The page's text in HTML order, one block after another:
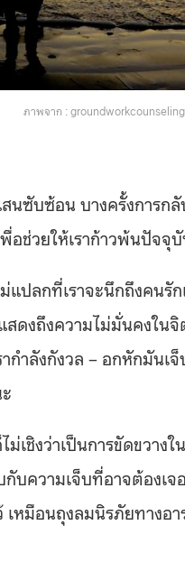
ภาพจาก :
สนซับซ้อน บางครั้งการ
อช่วยให้เราก้าวพ้นปัจจุ
แปลกที่เราจะนึกถึงคนรั
ดงถึงความไม่มั่นคงใน
ำลังกังวล – อกหักมันเ
เชิงว่าเป็นการขัดขวา
กับความเจ็บที่อาจต้อง
เหมือนถุงลมนิรภัยทางอ